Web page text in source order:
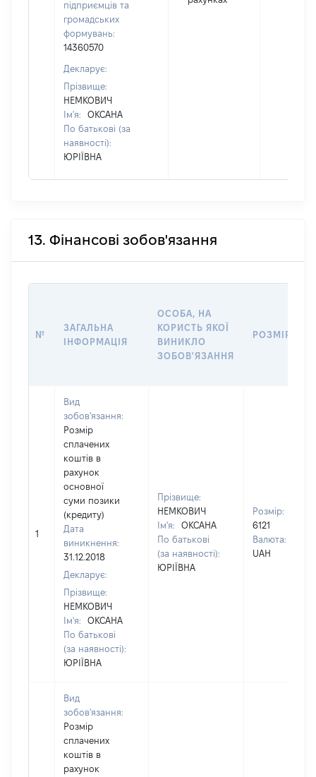
підприємців та
громадських
формувань:
14360570
Декларує:
Прізвище:
НЕМКОВИЧ
Ім'я:
ОКСАНА
По батькові (за
наявності):
ЮРІЇВНА
13. Фінансові зобов'язання
№
ЗАГАЛЬНА
ІНФОРМАЦІЯ
ОСОБА, НА
КОРИСТЬ ЯКОЇ
ВИНИКЛО
ЗОБОВ'ЯЗАННЯ
РОЗМІР
1
Вид
зобов'язання:
Розмір
сплачених
коштів в
рахунок
основної
суми позики
(кредиту)
Дата
виникнення:
31.12.2018
Декларує:
Прізвище:
НЕМКОВИЧ
Ім'я:
ОКСАНА
По батькові
(за наявності):
ЮРІЇВНА
Прізвище:
НЕМКОВИЧ
Ім'я:
ОКСАНА
По батькові
(за наявності):
ЮРІЇВНА
Розмір:
6121
Валюта:
UAH
Вид
зобов'язання:
Розмір
сплачених
коштів в
рахунок